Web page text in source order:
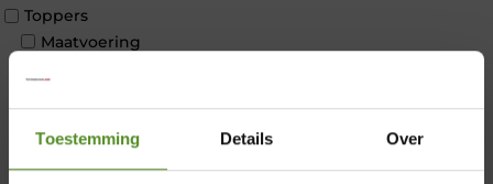
Toestemming Details Over
Toppers
Maatvoering
Twijfelaar
Materiaal